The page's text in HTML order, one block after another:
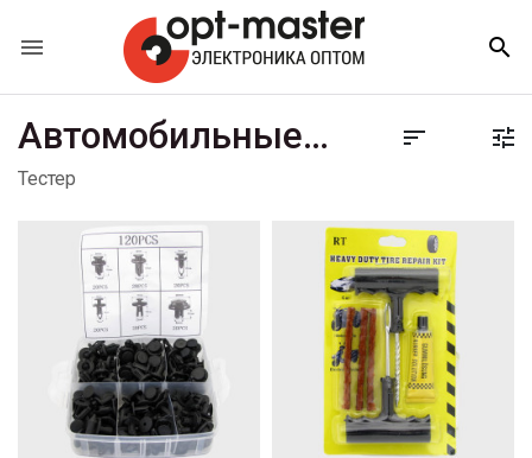
 
Автомобильные аксессуары  
Тестер